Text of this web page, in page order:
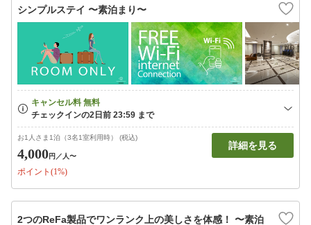
シンプルステイ 〜素泊まり〜
お1人さま1泊（3名1室利用時） (税込)
4,000円 ／人〜
ポイント(1%)
詳細を見る
2つのReFa製品でワンランク上の美しさを体感！ 〜素泊